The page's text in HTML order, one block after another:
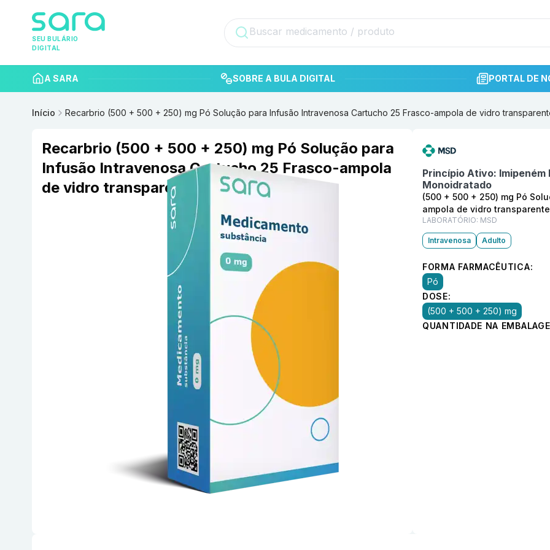
SEU BULÁRIO
DIGITAL
A SARA SOBRE A BULA DIGITAL PORTAL DE
Início Recarbrio (500 + 500 + 250) mg Pó Solução para Infusão Intravenosa Cartucho 25 Frasco-ampola de vidro
Recarbrio (500 + 500 + 250) mg Pó Solução para
Infusão Intravenosa Cartucho 25 Frasco-ampola
de vidro transparente MSD
Princípio Ativo:
Monoidratado
(500 + 500 + 250) mg Pó
ampola de vidro transparente
LABORATÓRIO: MSD
Intravenosa Adulto
FORMA FARMACÊUTICA:
Pó
DOSE:
(500 + 500 + 250) mg
QUANTIDADE NA